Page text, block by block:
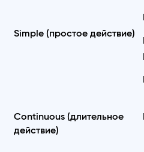
Simple (простое действие)
Continuous (длительное
действие)